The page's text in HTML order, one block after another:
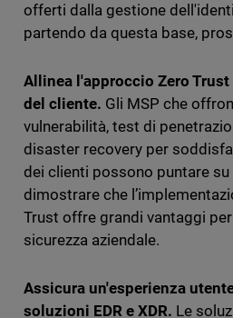
offerti dalla gestione
partendo da questa base,
Allinea l'approccio Zero
del cliente. Gli MSP che
vulnerabilità, test di
disaster recovery per
dei clienti possono puntare
dimostrare che
Trust offre grandi vantaggi
sicurezza aziendale.
Assicura un'esperienza
soluzioni EDR e XDR. Le